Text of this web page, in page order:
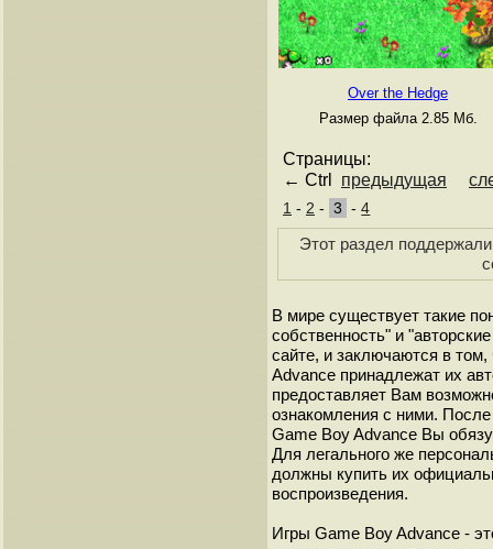
Over the Hedge
Размер файла 2.85 Мб.
Страницы:
← Ctrl предыдущая
1 - 2 - 3 -4
Этот раздел
В мире существует такие
собственность" и
сайте, и заключаются в
Advance принадлежат их
предоставляет Вам
ознакомления с ними.
Game Boy Advance Вы
Для легального же
должны купить их
воспроизведения.
Игры Game Boy Advance -